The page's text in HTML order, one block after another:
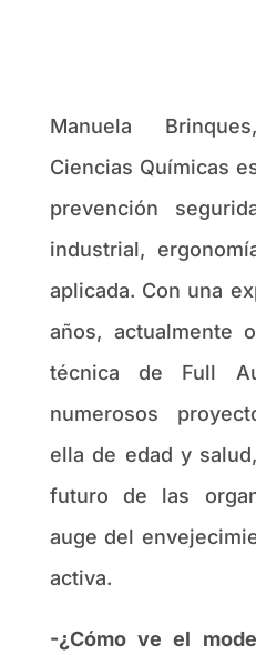
Manuela
Ciencias Químicas
prevención
industrial,
aplicada. Con una
años, actualmente
técnica de Full
numerosos
ella de edad y
futuro de las
auge del
activa.
-¿Cómo ve el